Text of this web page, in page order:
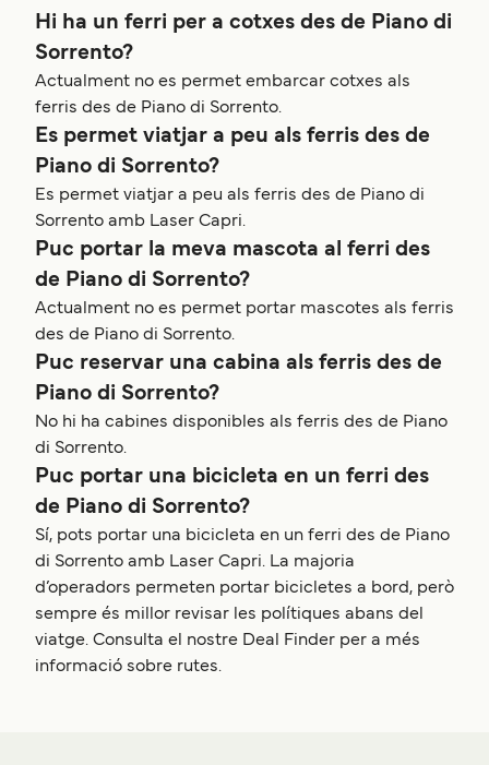
Hi ha un ferri per a cotxes des de Piano di
Sorrento?
Actualment no es permet embarcar cotxes als
ferris des de Piano di Sorrento.
Es permet viatjar a peu als ferris des de
Piano di Sorrento?
Es permet viatjar a peu als ferris des de Piano di
Sorrento amb Laser Capri.
Puc portar la meva mascota al ferri des
de Piano di Sorrento?
Actualment no es permet portar mascotes als ferris
des de Piano di Sorrento.
Puc reservar una cabina als ferris des de
Piano di Sorrento?
No hi ha cabines disponibles als ferris des de Piano
di Sorrento.
Puc portar una bicicleta en un ferri des
de Piano di Sorrento?
Sí, pots portar una bicicleta en un ferri des de Piano
di Sorrento amb Laser Capri. La majoria
d’operadors permeten portar bicicletes a bord, però
sempre és millor revisar les polítiques abans del
viatge. Consulta el nostre Deal Finder per a més
informació sobre rutes.